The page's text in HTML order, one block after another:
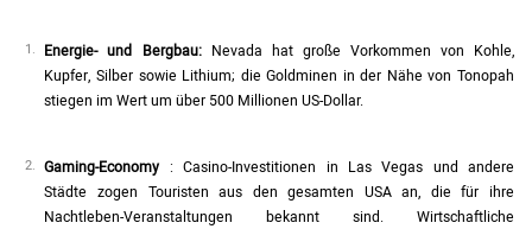
Energie- und Bergbau: Nevada hat große Vorkommen von Kohle,
Kupfer, Silber sowie Lithium; die Goldminen in der Nähe von Tonopah
stiegen im Wert um über 500 Millionen US-Dollar.
Gaming-Economy : Casino-Investitionen in Las Vegas und andere
Städte zogen Touristen aus den gesamten USA an, die für ihre
Nachtleben-Veranstaltungen bekannt sind. Wirtschaftliche